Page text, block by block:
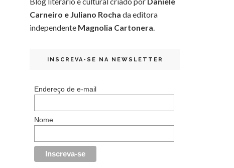
Carneiro e Juliano Rocha da editora
independente Magnolia Cartonera.
INSCREVA-SE NA NEWSLETTER
Endereço de e-mail
Nome